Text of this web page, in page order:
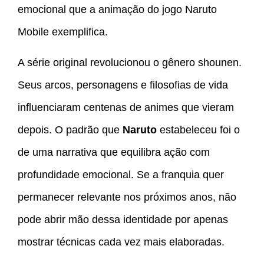
emocional que a animação do jogo Naruto
Mobile exemplifica.
A série original revolucionou o gênero shounen.
Seus arcos, personagens e filosofias de vida
influenciaram centenas de animes que vieram
depois. O padrão que Naruto estabeleceu foi o
de uma narrativa que equilibra ação com
profundidade emocional. Se a franquia quer
permanecer relevante nos próximos anos, não
pode abrir mão dessa identidade por apenas
mostrar técnicas cada vez mais elaboradas.